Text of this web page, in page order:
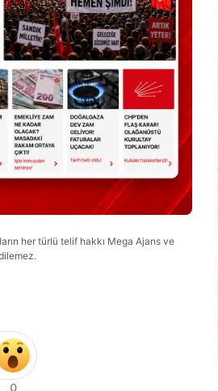
her türlü telif hakkı Mega Ajans ve